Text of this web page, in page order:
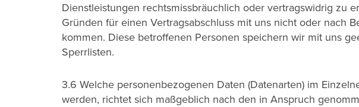
Dienstleistungen rechtsmissbräuchlich oder vertragswidrig zu
Gründen für einen Vertragsabschluss mit uns nicht oder nach
kommen. Diese betroffenen Personen speichern wir mit uns
Sperrlisten.
3.6 Welche personenbezogenen Daten (Datenarten) im
werden, richtet sich maßgeblich nach den in Anspruch